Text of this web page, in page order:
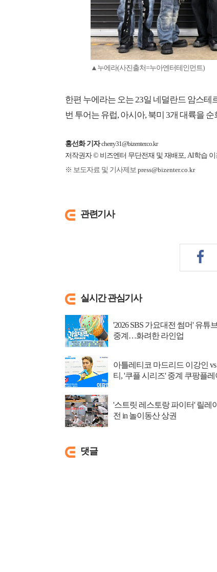
▲누에라(사진출처=누아엔터테인먼트)
한편 누에라는 오는 23일 네덜란드 암스테
번 투어는 유럽, 아시아, 북미 3개 대륙을
홍선화 기자 cherry31@bizenter.co.kr
저작권자 © 비즈엔터 무단전재 및 재배포, AI학습 이
※ 보도자료 및 기사제보 press@bizenter.co.kr
관련기사
실시간 관심기사
'2026 SBS 가요대전 썸머' 유튜
중계…화려한 라인업
아틀레티코 마드리드 이강인 vs
티, '쿠플 시리즈' 중계 쿠팡플레
'스트릿 레스토랑 파이터' 릴레
전 in 놀이동산 상권
댓글